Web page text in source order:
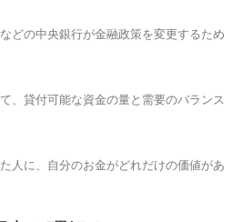
どの中央銀行が金融政策を変更するため
、貸付可能な資金の量と需要のバランス
人に、自分のお金がどれだけの価値があ